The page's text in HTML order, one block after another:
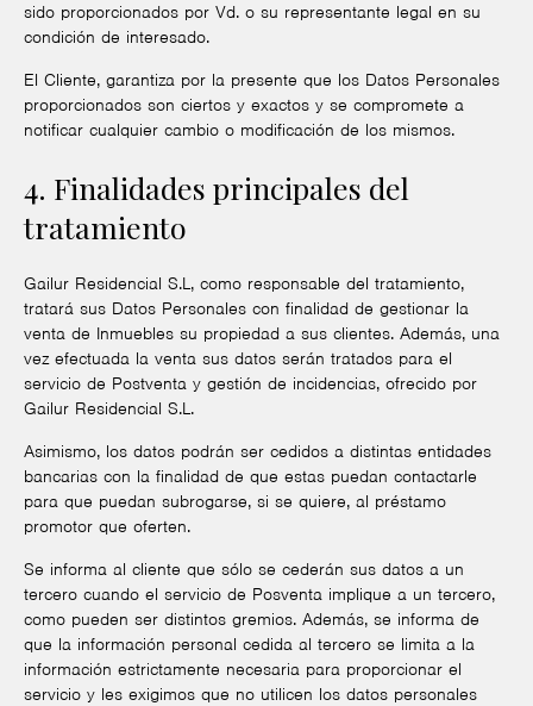
sido proporcionados por Vd. o su representante legal en su
condición de interesado.
El Cliente, garantiza por la presente que los Datos Personales
proporcionados son ciertos y exactos y se compromete a
notificar cualquier cambio o modificación de los mismos.
4. Finalidades principales del
tratamiento
Gailur Residencial S.L, como responsable del tratamiento,
tratará sus Datos Personales con finalidad de gestionar la
venta de Inmuebles su propiedad a sus clientes. Además, una
vez efectuada la venta sus datos serán tratados para el
servicio de Postventa y gestión de incidencias, ofrecido por
Gailur Residencial S.L.
Asimismo, los datos podrán ser cedidos a distintas entidades
bancarias con la finalidad de que estas puedan contactarle
para que puedan subrogarse, si se quiere, al préstamo
promotor que oferten.
Se informa al cliente que sólo se cederán sus datos a un
tercero cuando el servicio de Posventa implique a un tercero,
como pueden ser distintos gremios. Además, se informa de
que la información personal cedida al tercero se limita a la
información estrictamente necesaria para proporcionar el
servicio y les exigimos que no utilicen los datos personales